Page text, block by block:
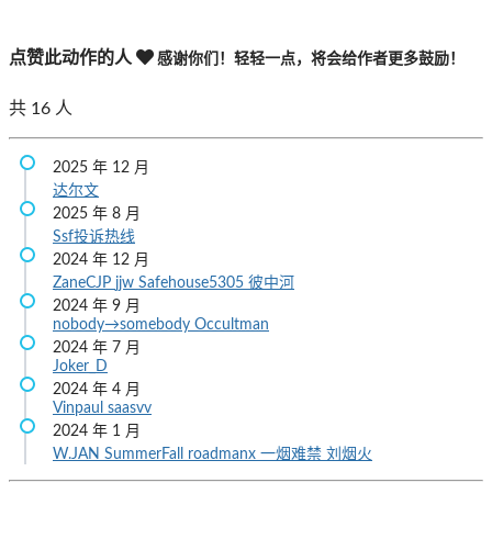
点赞此动作的人 感谢你们！轻轻一点，将会给作者更多鼓励！
共 16 人
2025 年 12 月
达尔文
2025 年 8 月
Ssf投诉热线
2024 年 12 月
ZaneCJP jjw Safehouse5305 彼中河
2024 年 9 月
nobody→somebody Occultman
2024 年 7 月
Joker_D
2024 年 4 月
Vinpaul saasvv
2024 年 1 月
W.JAN SummerFall roadmanx 一烟难禁 刘烟火